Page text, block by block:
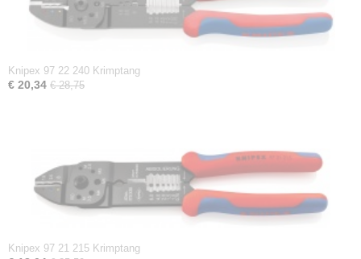
Knipex 97 22 240 Krimptang
€ 20,34 € 28,75
Knipex 97 21 215 Krimptang